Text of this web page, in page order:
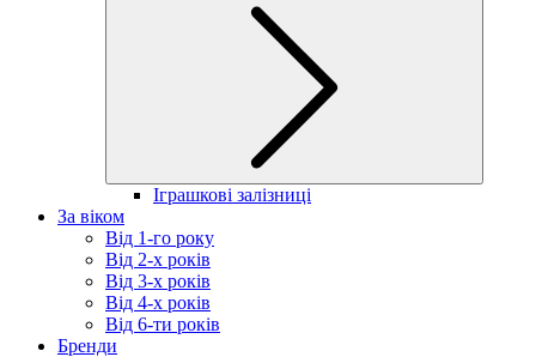
Іграшкові залізниці
За віком
Від 1-го року
Від 2-х років
Від 3-х років
Від 4-х років
Від 6-ти років
Бренди